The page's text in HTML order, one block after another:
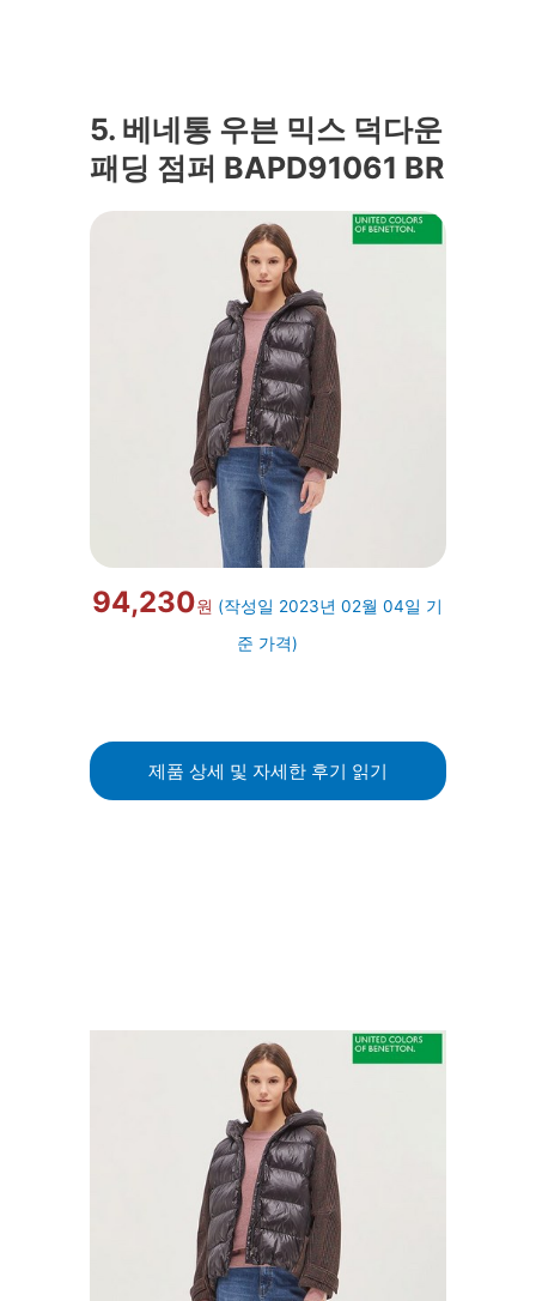
5. 베네통 우븐 믹스 덕다운
패딩 점퍼 BAPD91061 BR
94,230원 (작성일 2023년 02월 04일 기
준 가격)
제품 상세 및 자세한 후기 읽기